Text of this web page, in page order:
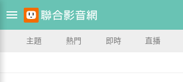
主題 熱門 即時 直播